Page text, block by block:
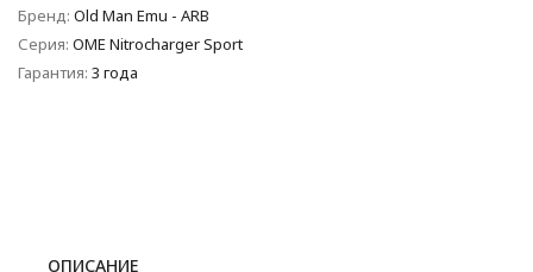
Бренд: Old Man Emu - ARB
Серия: OME Nitrocharger Sport
Гарантия: 3 года
ОПИСАНИЕ